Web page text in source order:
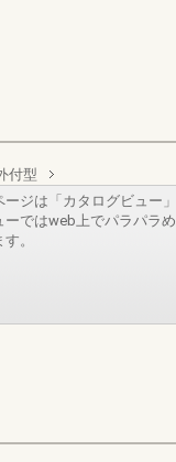
付型
ージは「カタログビュー
ーではweb上でパラパラ
。